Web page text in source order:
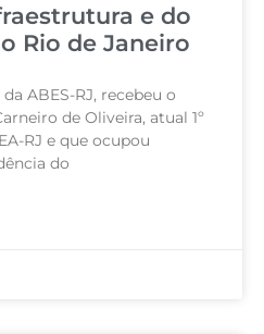
e do
Rio de Janeiro
ABES-RJ, recebeu o
de Oliveira, atual 1º
RJ e que ocupou
do